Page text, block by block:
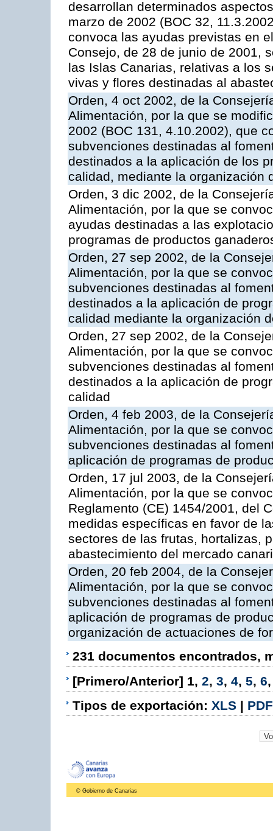
desarrollan determinados
marzo de 2002 (BOC 32,
convoca las ayudas previstas en
Consejo, de 28 de junio de 2001,
las Islas Canarias, relativas a los
vivas y flores destinadas al
Orden, 4 oct 2002, de la
Alimentación, por la que se
2002 (BOC 131, 4.10.2002), que
subvenciones destinadas al
destinados a la aplicación de los
calidad, mediante la organización
Orden, 3 dic 2002, de la
Alimentación, por la que se
ayudas destinadas a las
programas de productos
Orden, 27 sep 2002, de la
Alimentación, por la que se
subvenciones destinadas al
destinados a la aplicación de
calidad mediante la organización
Orden, 27 sep 2002, de la
Alimentación, por la que se
subvenciones destinadas al
destinados a la aplicación de
calidad
Orden, 4 feb 2003, de la
Alimentación, por la que se
subvenciones destinadas al
aplicación de programas de
Orden, 17 jul 2003, de la
Alimentación, por la que se
Reglamento (CE) 1454/2001, del
medidas específicas en favor de
sectores de las frutas, hortalizas,
abastecimiento del mercado
Orden, 20 feb 2004, de la
Alimentación, por la que se
subvenciones destinadas al
aplicación de programas de
organización de actuaciones de
231 documentos encontrados,
[Primero/Anterior] 1, 2, 3, 4, 5, 6
Tipos de exportación: XLS | PDF
© Gobierno de Canarias